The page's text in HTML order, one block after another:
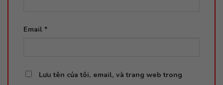
Email *
Lưu tên của tôi, email, và trang web trong